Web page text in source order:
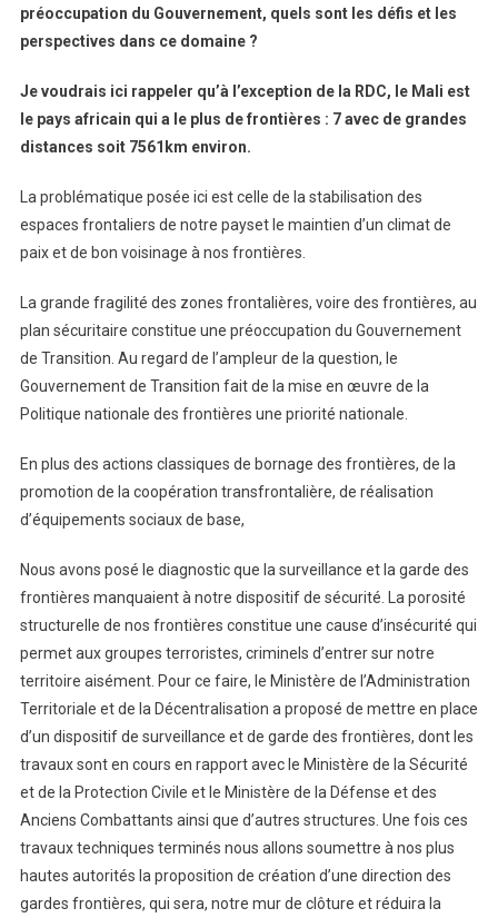
préoccupation du Gouvernement, quels sont les défis et les
perspectives dans ce domaine ?
Je voudrais ici rappeler qu’à l’exception de la RDC, le Mali est
le pays africain qui a le plus de frontières : 7 avec de grandes
distances soit 7561km environ.
La problématique posée ici est celle de la stabilisation des
espaces frontaliers de notre payset le maintien d’un climat de
paix et de bon voisinage à nos frontières.
La grande fragilité des zones frontalières, voire des frontières, au
plan sécuritaire constitue une préoccupation du Gouvernement
de Transition. Au regard de l’ampleur de la question, le
Gouvernement de Transition fait de la mise en œuvre de la
Politique nationale des frontières une priorité nationale.
En plus des actions classiques de bornage des frontières, de la
promotion de la coopération transfrontalière, de réalisation
d’équipements sociaux de base,
Nous avons posé le diagnostic que la surveillance et la garde des
frontières manquaient à notre dispositif de sécurité. La porosité
structurelle de nos frontières constitue une cause d’insécurité qui
permet aux groupes terroristes, criminels d’entrer sur notre
territoire aisément. Pour ce faire, le Ministère de l’Administration
Territoriale et de la Décentralisation a proposé de mettre en place
d’un dispositif de surveillance et de garde des frontières, dont les
travaux sont en cours en rapport avec le Ministère de la Sécurité
et de la Protection Civile et le Ministère de la Défense et des
Anciens Combattants ainsi que d’autres structures. Une fois ces
travaux techniques terminés nous allons soumettre à nos plus
hautes autorités la proposition de création d’une direction des
gardes frontières, qui sera, notre mur de clôture et réduira la